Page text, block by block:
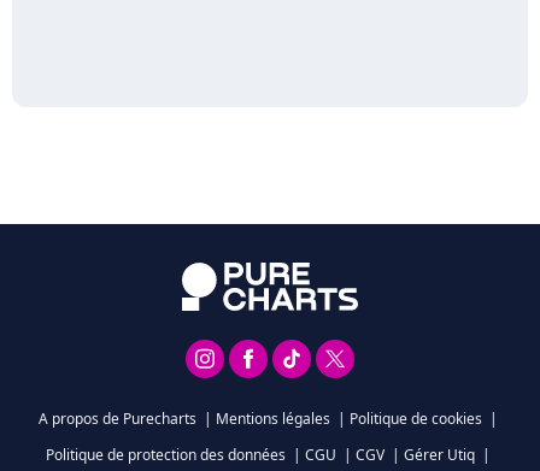
A propos de Purecharts | Mentions légales | Politique de cookies |
Politique de protection des données | CGU | CGV | Gérer Utiq |